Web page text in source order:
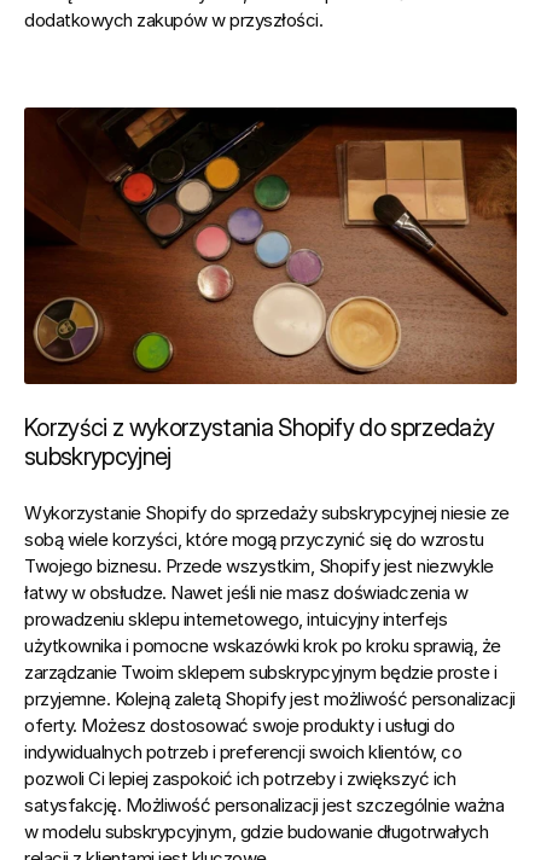
dodatkowych zakupów w przyszłości.
Korzyści z wykorzystania Shopify do sprzedaży
subskrypcyjnej
Wykorzystanie Shopify do sprzedaży subskrypcyjnej niesie ze
sobą wiele korzyści, które mogą przyczynić się do wzrostu
Twojego biznesu. Przede wszystkim, Shopify jest niezwykle
łatwy w obsłudze. Nawet jeśli nie masz doświadczenia w
prowadzeniu sklepu internetowego, intuicyjny interfejs
użytkownika i pomocne wskazówki krok po kroku sprawią, że
zarządzanie Twoim sklepem subskrypcyjnym będzie proste i
przyjemne. Kolejną zaletą Shopify jest możliwość personalizacji
oferty. Możesz dostosować swoje produkty i usługi do
indywidualnych potrzeb i preferencji swoich klientów, co
pozwoli Ci lepiej zaspokoić ich potrzeby i zwiększyć ich
satysfakcję. Możliwość personalizacji jest szczególnie ważna
w modelu subskrypcyjnym, gdzie budowanie długotrwałych